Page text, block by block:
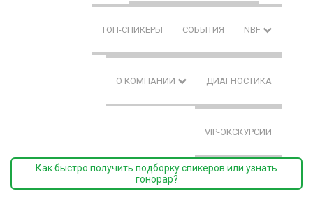
ТОП-СПИКЕРЫ СОБЫТИЯ NBF
О КОМПАНИИ ДИАГНОСТИКА
VIP-ЭКСКУРСИИ
Как быстро получить подборку спикеров или узнать
гонорар?